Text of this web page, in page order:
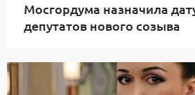
Мосгордума назначила
депутатов нового созыва